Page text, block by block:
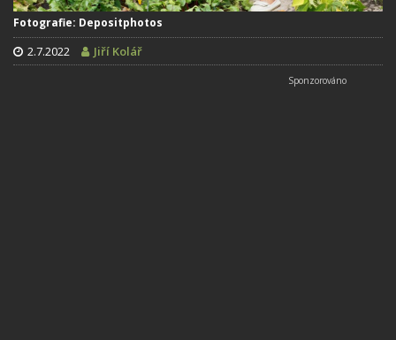
Fotografie: Depositphotos
2.7.2022 Jiří Kolář